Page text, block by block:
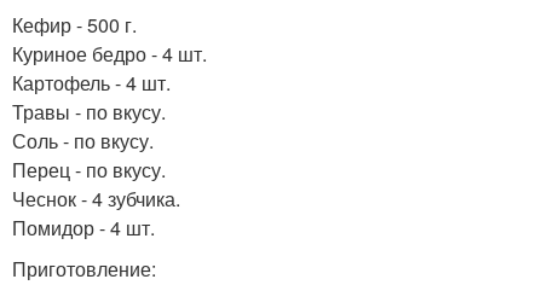
Кефир - 500 г.
Куриное бедро - 4 шт.
Картофель - 4 шт.
Травы - по вкусу.
Соль - по вкусу.
Перец - по вкусу.
Чеснок - 4 зубчика.
Помидор - 4 шт.
Приготовление: